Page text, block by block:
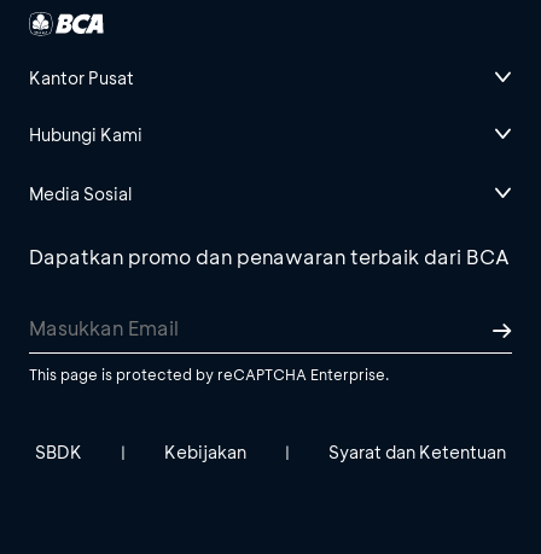
Kantor Pusat
Hubungi Kami
Media Sosial
Dapatkan promo dan penawaran terbaik dari BCA
This page is protected by reCAPTCHA Enterprise.
SBDK | Kebijakan | Syarat dan Ketentuan